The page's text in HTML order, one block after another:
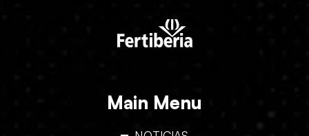
Main Menu